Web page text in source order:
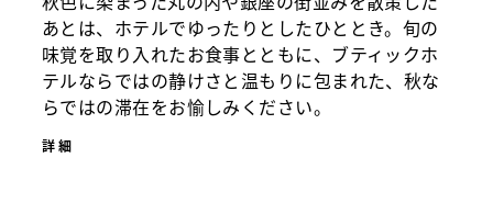
あとは、ホテルでゆったりとしたひととき。旬の
味覚を取り入れたお食事とともに、ブティックホ
テルならではの静けさと温もりに包まれた、秋な
らではの滞在をお愉しみください。
詳細